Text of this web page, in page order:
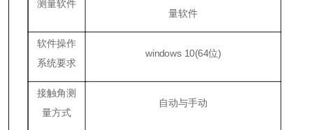
测量软件
量软件
软件操作
系统要求
windows 10(64位)
接触角测
量方式
自动与手动